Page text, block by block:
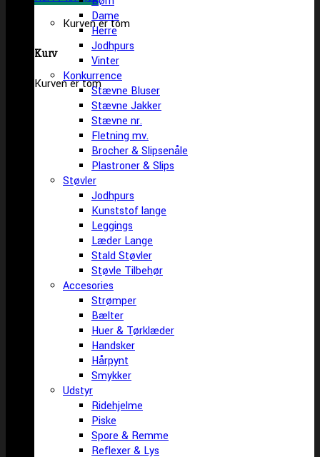
Kurven er tom
Kurv
Kurven er tom
Dame
Herre
Jodhpurs
Vinter
Konkurrence
Stævne Bluser
Stævne Jakker
Stævne nr.
Fletning mv.
Brocher & Slipsenåle
Plastroner & Slips
Støvler
Jodhpurs
Kunststof lange
Leggings
Læder Lange
Stald Støvler
Støvle Tilbehør
Accesories
Strømper
Bælter
Huer & Tørklæder
Handsker
Hårpynt
Smykker
Udstyr
Ridehjelme
Piske
Spore & Remme
Reflexer & Lys